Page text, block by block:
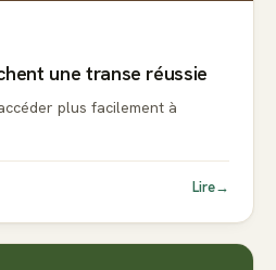
une transe réussie
plus facilement à
Lire→